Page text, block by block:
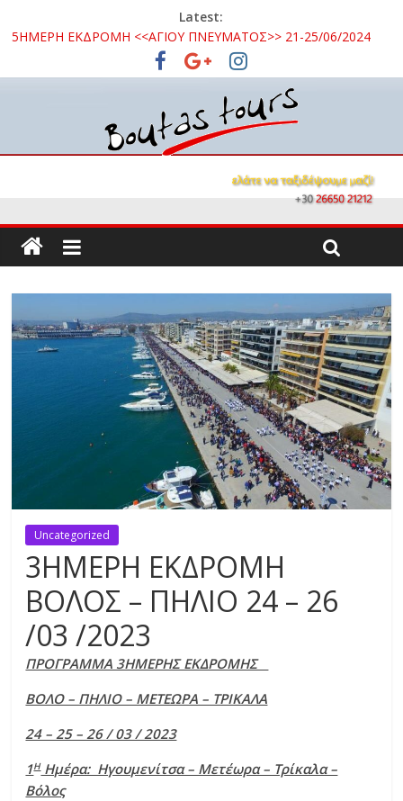
Latest:
5ΗΜΕΡΗ ΕΚΔΡΟΜΗ <<ΑΓΙΟΥ ΠΝΕΥΜΑΤΟΣ>> 21-25/06/2024
3ΗΜΕΡΗ ΕΚΔΡΟΜΗ ΣΤΑ ΚΑΛΑΒΡΥΤΑ 16 – 18/10/2026
3ΗΜΕΡΗ ΕΚΔΡΟΜΗ ΚΑΒΑΛΑ – ΘΑΣΟΣ – ΣΠΗΛΑΙΟ ΑΛΙΣΤΡΑΤΗΣ
– ΛΙΜΝΗ ΚΕΡΚΙΝΗ 08 – 10 / 09 /2026
3ΗΜΕΡΗ ΕΚΔΡΟΜΗ ΣΤΗΝ ΒΥΖΑΝΤΙΝΗ ΟΧΡΙΔΑ 26 -28/10/2024
ΜΟΝΟΗΜΕΡΗ ΕΚΔΡΟΜΗ ΝΑΥΠΑΚΤΟΣ – ΤΡΙΖΟΝΙΑ 15/09/2024
Uncategorized
3ΗΜΕΡΗ ΕΚΔΡΟΜΗ
ΒΟΛΟΣ – ΠΗΛΙΟ 24 – 26
/03 /2023
ΠΡΟΓΡΑΜΜΑ 3ΗΜΕΡΗΣ ΕΚΔΡΟΜΗΣ
ΒΟΛΟ – ΠΗΛΙΟ – ΜΕΤΕΩΡΑ – ΤΡΙΚΑΛΑ
24 – 25 – 26 / 03 / 2023
1ΗΗμέρα: Ηγουμενίτσα – Μετέωρα – Τρίκαλα –
Βόλος